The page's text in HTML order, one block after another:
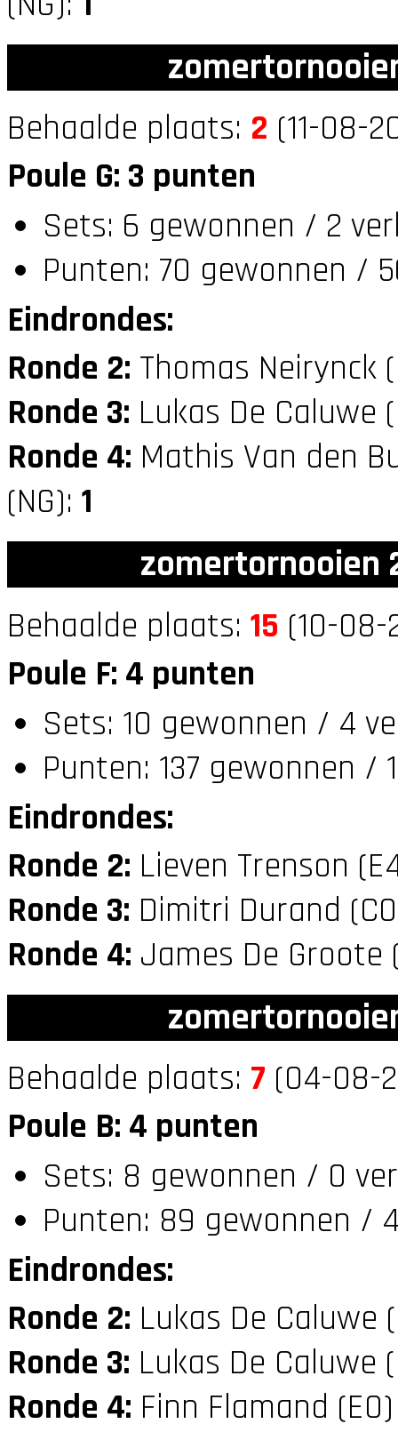
Behaalde plaats: 2 (11-08-
Poule G: 3 punten
Sets: 6 gewonnen / 2
Punten: 70 gewonnen /
Eindrondes:
Ronde 2: Thomas Neirynck
Ronde 3: Lukas De Caluwe
Ronde 4: Mathis Van den
(NG): 1
zomertornooien
Behaalde plaats: 15 (10-08-
Poule F: 4 punten
Sets: 10 gewonnen / 4
Punten: 137 gewonnen /
Eindrondes:
Ronde 2: Lieven Trenson
Ronde 3: Dimitri Durand
Ronde 4: James De Groote
Behaalde plaats: 7 (04-08-
Poule B: 4 punten
Sets: 8 gewonnen / 0
Punten: 89 gewonnen /
Eindrondes:
Ronde 2: Lukas De Caluwe
Ronde 3: Lukas De Caluwe
Ronde 4: Finn Flamand